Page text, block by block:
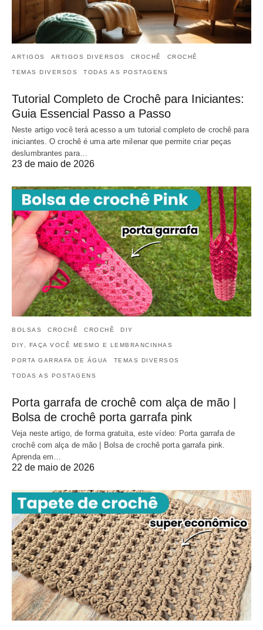
ARTIGOS ARTIGOS DIVERSOS CROCHÊ CROCHÊ
TEMAS DIVERSOS TODAS AS POSTAGENS
Tutorial Completo de Crochê para Iniciantes:
Guia Essencial Passo a Passo
Neste artigo você terá acesso a um tutorial completo de crochê para
iniciantes. O crochê é uma arte milenar que permite criar peças
deslumbrantes para…
23 de maio de 2026
BOLSAS CROCHÊ CROCHÊ DIY
DIY, FAÇA VOCÊ MESMO E LEMBRANCINHAS
PORTA GARRAFA DE ÁGUA TEMAS DIVERSOS
TODAS AS POSTAGENS
Porta garrafa de crochê com alça de mão |
Bolsa de crochê porta garrafa pink
Veja neste artigo, de forma gratuita, este vídeo: Porta garrafa de
crochê com alça de mão | Bolsa de crochê porta garrafa pink.
Aprenda em…
22 de maio de 2026